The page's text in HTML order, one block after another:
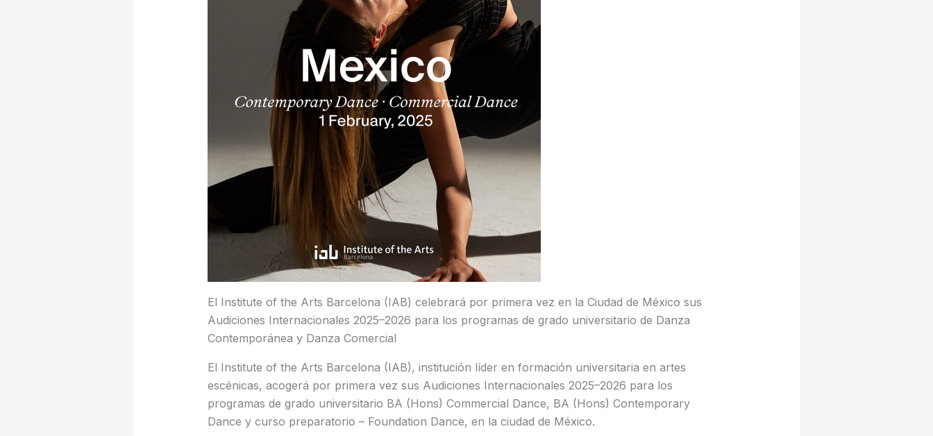
El Institute of the Arts Barcelona (IAB) celebrará por primera vez en la Ciudad de México sus
Audiciones Internacionales 2025–2026 para los programas de grado universitario de Danza
Contemporánea y Danza Comercial
El Institute of the Arts Barcelona (IAB), institución líder en formación universitaria en artes
escénicas, acogerá por primera vez sus Audiciones Internacionales 2025–2026 para los
programas de grado universitario BA (Hons) Commercial Dance, BA (Hons) Contemporary
Dance y curso preparatorio – Foundation Dance, en la ciudad de México.